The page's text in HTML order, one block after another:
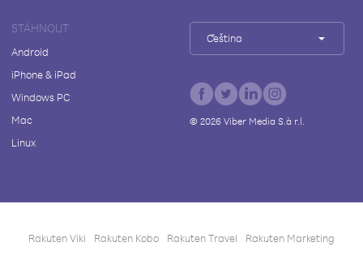
STÁHNOUT
Android
iPhone & iPad
Windows PC
Mac
Linux
Čeština
© 2026Viber Media S.à r.l.
Rakuten Viki Rakuten Kobo Rakuten Travel Rakuten Marketing